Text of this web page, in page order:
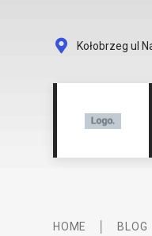
Kołobrzeg ul
HOME BLOG